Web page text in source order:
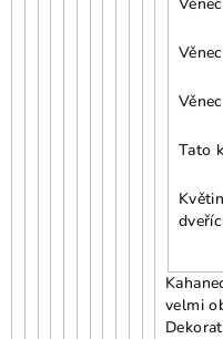
Tato
velmi